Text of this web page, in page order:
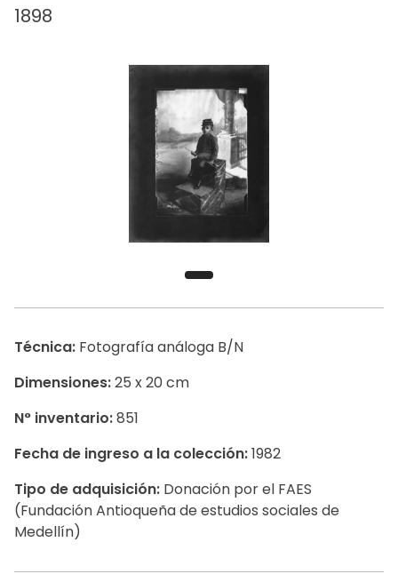
1898
Técnica: Fotografía análoga B/N
Dimensiones:25 x 20 cm
N° inventario:851
Fecha de ingreso a la colección:1982
Tipo de adquisición: Donación por el FAES
(Fundación Antioqueña de estudios sociales de
Medellín)